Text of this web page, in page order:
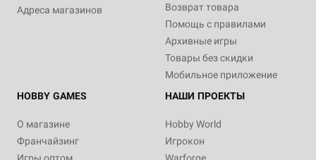
Адреса магазинов
Возврат товара
Помощь с правилами
Архивные игры
Товары без скидки
Мобильное приложение
HOBBY GAMES
О магазине
Франчайзинг
НАШИ ПРОЕКТЫ
Hobby World
Игрокон